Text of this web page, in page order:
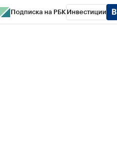
Подписка на РБК Инвестиции